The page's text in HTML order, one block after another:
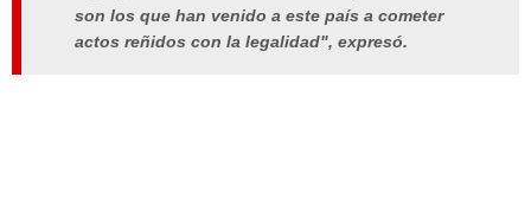
son los que han venido a este país a cometer
actos reñidos con la legalidad", expresó.